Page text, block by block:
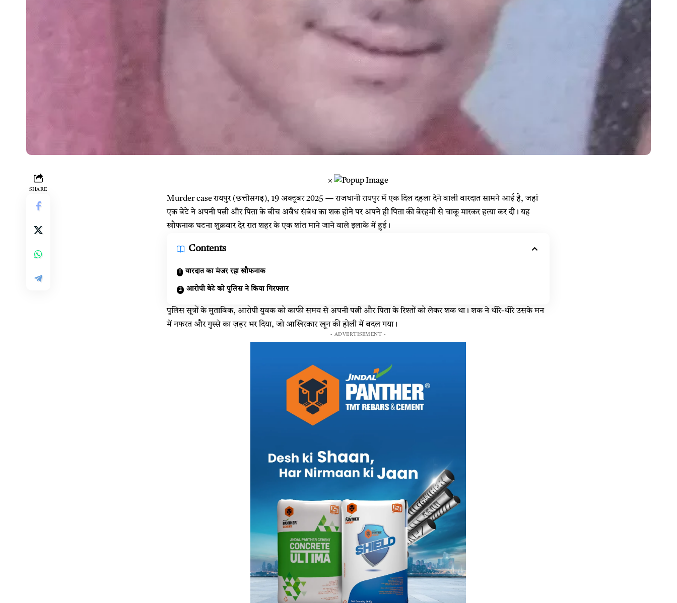
SHARE
×
Murder case रायपुर (छत्तीसगढ़), 19 अक्टूबर 2025 — राजधानी रायपुर में एक दिल दहला देने वाली वारदात सामने आई है, जहां
एक बेटे ने अपनी पत्नी और पिता के बीच अवैध संबंध का शक होने पर अपने ही पिता की बेरहमी से चाकू मारकर हत्या कर दी। यह
खौफनाक घटना शुक्रवार देर रात शहर के एक शांत माने जाने वाले इलाके में हुई।
Contents
वारदात का मंजर रहा खौफनाक
आरोपी बेटे को पुलिस ने किया गिरफ्तार
पुलिस सूत्रों के मुताबिक, आरोपी युवक को काफी समय से अपनी पत्नी और पिता के रिश्तों को लेकर शक था। शक ने धीरे-धीरे उसके मन
में नफरत और गुस्से का ज़हर भर दिया, जो आखिरकार खून की होली में बदल गया।
- ADVERTISEMENT -